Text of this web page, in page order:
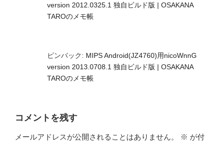
version 2012.0325.1 独自ビルド版 | OSAKANA
TAROのメモ帳
ピンバック: MIPS Android(JZ4760)用nicoWnnG
version 2013.0708.1 独自ビルド版 | OSAKANA
TAROのメモ帳
コメントを残す
メールアドレスが公開されることはありません。 ※ が付